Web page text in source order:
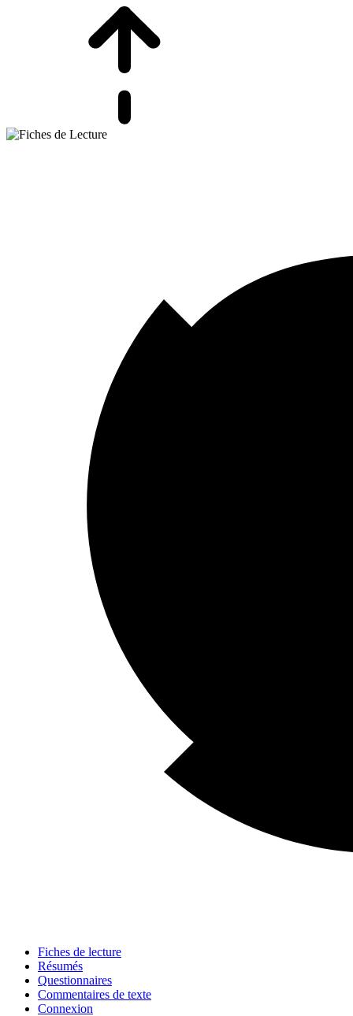
Fiches de lecture
Résumés
Questionnaires
Commentaires de texte
Connexion